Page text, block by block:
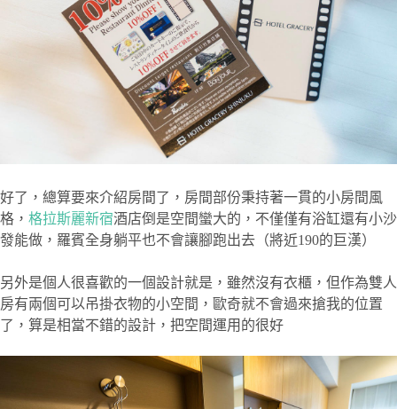
好了，總算要來介紹房間了，房間部份秉持著一貫的小房間風
格， 格拉斯麗新宿酒店倒是空間蠻大的，不僅僅有浴缸還有小沙
發能做，羅賓全身躺平也不會讓腳跑出去（將近190的巨漢）
另外是個人很喜歡的一個設計就是，雖然沒有衣櫃，但作為雙人
房有兩個可以吊掛衣物的小空間，歐奇就不會過來搶我的位置
了，算是相當不錯的設計，把空間運用的很好